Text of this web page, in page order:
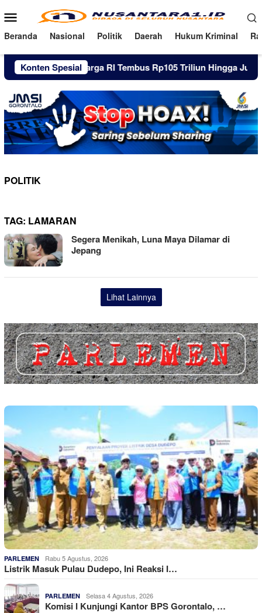
ke
konten
Menu
Mobile
Beranda Nasional Politik Daerah Hukum Kriminal
Konten Spesial
Utang Pinjol Warga RI Tembus Rp105 Triliun Hingga Juni 2026
POLITIK
TAG: LAMARAN
Segera Menikah, Luna Maya Dilamar di
Jepang
Lihat Lainnya
PARLEMEN Rabu 5 Agustus, 2026
Listrik Masuk Pulau Dudepo, Ini Reaksi I…
PARLEMEN Selasa 4 Agustus, 2026
Komisi I Kunjungi Kantor BPS Gorontalo, …